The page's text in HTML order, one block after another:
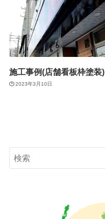
施工事例(店舗看板枠塗装)
2023年3月10日